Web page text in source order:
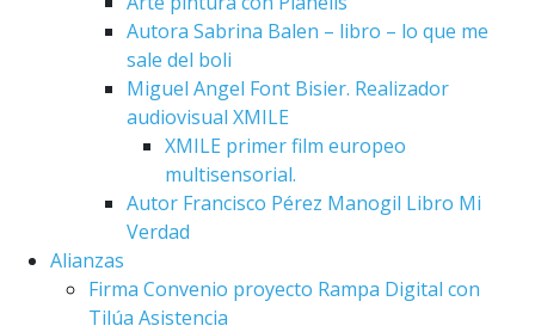
Autora Sabrina Balen – libro – lo que me
sale del boli
Miguel Angel Font Bisier. Realizador
audiovisual XMILE
XMILE primer film europeo
multisensorial.
Autor Francisco Pérez Manogil Libro Mi
Verdad
Alianzas
Firma Convenio proyecto Rampa Digital con
Tilúa Asistencia